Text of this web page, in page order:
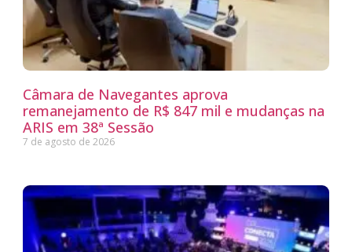
Câmara de Navegantes aprova
remanejamento de R$ 847 mil e mudanças na
ARIS em 38ª Sessão
7 de agosto de 2026